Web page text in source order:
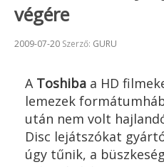
végére
Beküldve:
2009-07-20 Szerző: GURU
A Toshiba a HD
lemezek
után nem volt
Disc lejátszókat
úgy tűnik, a